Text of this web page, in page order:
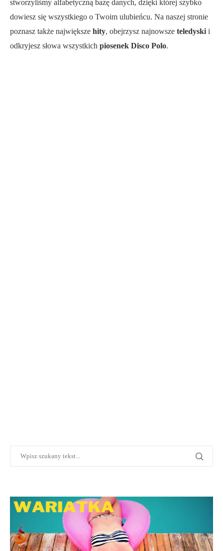
stworzyliśmy alfabetyczną bazę danych, dzięki której szybko
dowiesz się wszystkiego o Twoim ulubieńcu. Na naszej stronie
poznasz także największe hity, obejrzysz najnowsze teledyski i
odkryjesz słowa wszystkich piosenek Disco Polo.